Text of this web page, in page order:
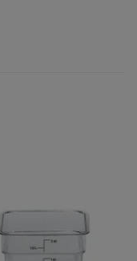
lista de